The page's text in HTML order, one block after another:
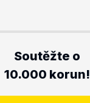
Soutěžte o
10.000 korun!